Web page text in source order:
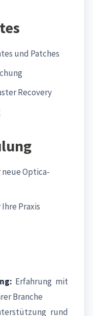
und Patches
Recovery
Optica-
Praxis
Erfahrung mit
Branche
rund